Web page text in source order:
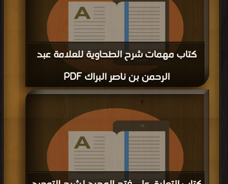
كتاب مهمات شرح الطحاوية للعلامة عبد
الرحمن بن ناصر البراك PDF
قراءة و تحميل كتاب كتاب مهمات شرح الطحاوية للعلامة عبد الرحمن بن ناصر البراك
كتب في اسرع تحميل